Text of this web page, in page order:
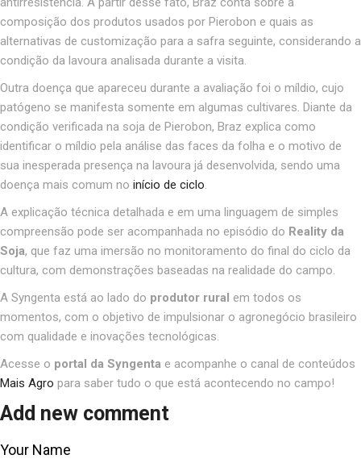
composição dos produtos usados por Pierobon e quais as
alternativas de customização para a safra seguinte, considerando a
condição da lavoura analisada durante a visita.
Outra doença que apareceu durante a avaliação foi o míldio, cujo
patógeno se manifesta somente em algumas cultivares. Diante da
condição verificada na soja de Pierobon, Braz explica como
identificar o míldio pela análise das faces da folha e o motivo de
sua inesperada presença na lavoura já desenvolvida, sendo uma
doença mais comum no início de ciclo.
A explicação técnica detalhada e em uma linguagem de simples
compreensão pode ser acompanhada no episódio do Reality da
Soja, que faz uma imersão no monitoramento do final do ciclo da
cultura, com demonstrações baseadas na realidade do campo.
A Syngenta está ao lado do produtor rural em todos os
momentos, com o objetivo de impulsionar o agronegócio brasileiro
com qualidade e inovações tecnológicas.
Acesse o portal da Syngenta e acompanhe o canal de conteúdos
Mais Agro para saber tudo o que está acontecendo no campo!
Add new comment
Your Name